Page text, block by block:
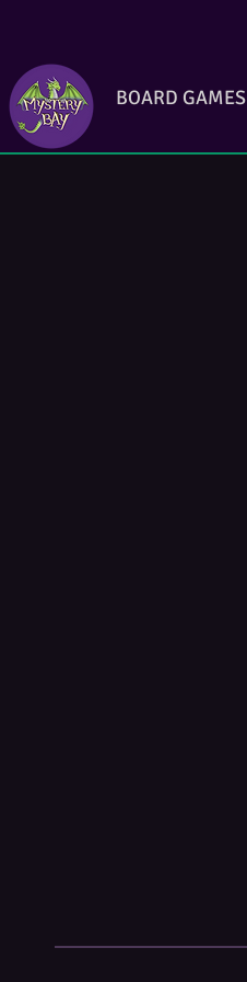
BOARD GAMES